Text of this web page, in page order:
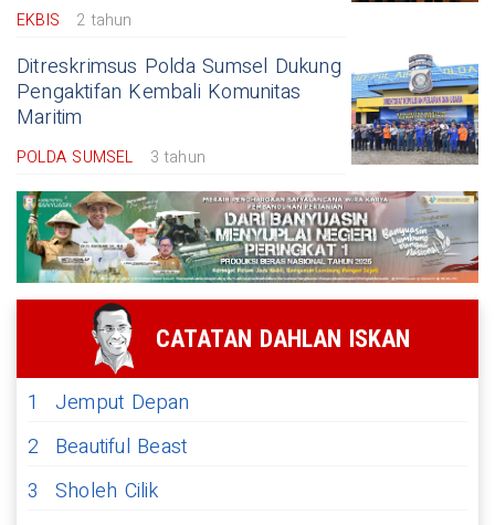
EKBIS 2 tahun
Ditreskrimsus Polda Sumsel Dukung
Pengaktifan Kembali Komunitas
Maritim
POLDA SUMSEL 3 tahun
CATATAN DAHLAN ISKAN
1
Jemput Depan
2
Beautiful Beast
3
Sholeh Cilik